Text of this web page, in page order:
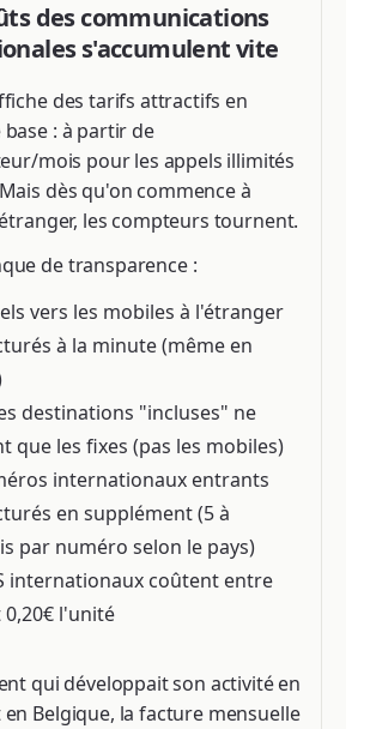
des communications
s'accumulent vite
des tarifs attractifs en
: à partir de
mois pour les appels illimités
dès qu'on commence à
les compteurs tournent.
de transparence :
vers les mobiles à l'étranger
à la minute (même en
destinations "incluses" ne
que les fixes (pas les mobiles)
internationaux entrants
en supplément (5 à
par numéro selon le pays)
internationaux coûtent entre
0,20€ l'unité
qui développait son activité en
en Belgique, la facture mensuelle